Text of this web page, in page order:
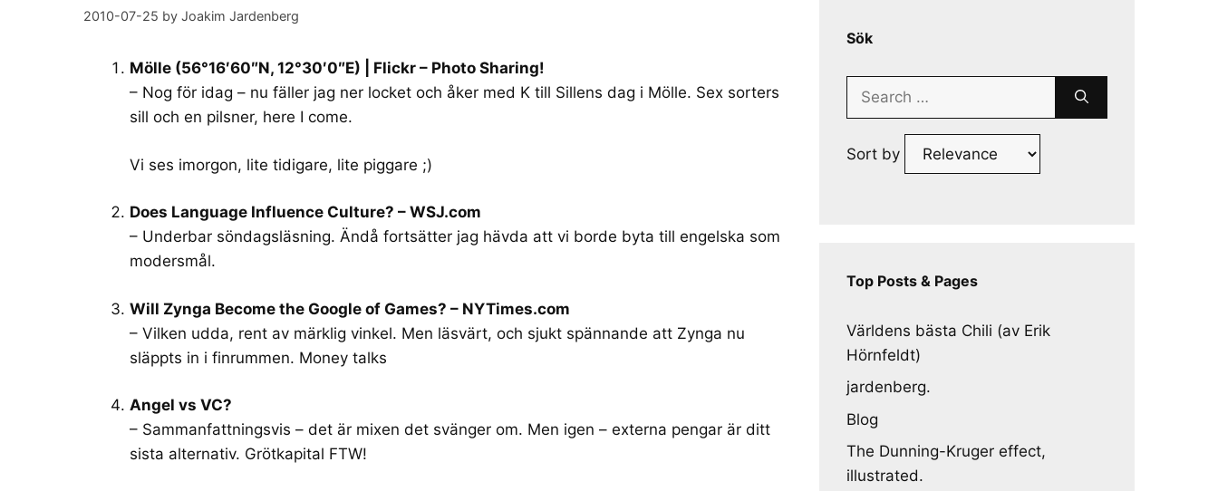
2010-07-25 by Joakim Jardenberg
Mölle (56°16′60″N, 12°30′0″E) | Flickr – Photo Sharing!
– Nog för idag – nu fäller jag ner locket och åker med K till Sillens dag i Mölle. Sex sorters
sill och en pilsner, here I come.
Vi ses imorgon, lite tidigare, lite piggare ;)
Does Language Influence Culture? – WSJ.com
– Underbar söndagsläsning. Ändå fortsätter jag hävda att vi borde byta till engelska som
modersmål.
Will Zynga Become the Google of Games? – NYTimes.com
– Vilken udda, rent av märklig vinkel. Men läsvärt, och sjukt spännande att Zynga nu
släppts in i finrummen. Money talks
Angel vs VC?
– Sammanfattningsvis – det är mixen det svänger om. Men igen – externa pengar är ditt
sista alternativ. Grötkapital FTW!
Sök
Search
Sort by
Top Posts & Pages
Världens bästa Chili (av Erik
Hörnfeldt)
jardenberg.
Blog
The Dunning-Kruger effect,
illustrated.